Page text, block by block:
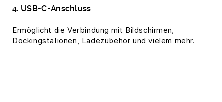
4. USB-C-Anschluss
Ermöglicht die Verbindung mit Bildschirmen,
Dockingstationen, Ladezubehör und vielem mehr.